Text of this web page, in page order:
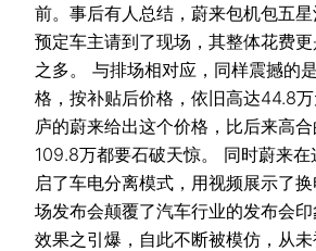
前。事后有人总结，蔚来包机包五
预定车主请到了现场，其整体花费
之多。 与排场相对应，同样震撼的
格，按补贴后价格，依旧高达44.8
庐的蔚来给出这个价格，比后来高
109.8万都要石破天惊。 同时蔚来
启了车电分离模式，用视频展示了
场发布会颠覆了汽车行业的发布会印
效果之引爆，自此不断被模仿，从